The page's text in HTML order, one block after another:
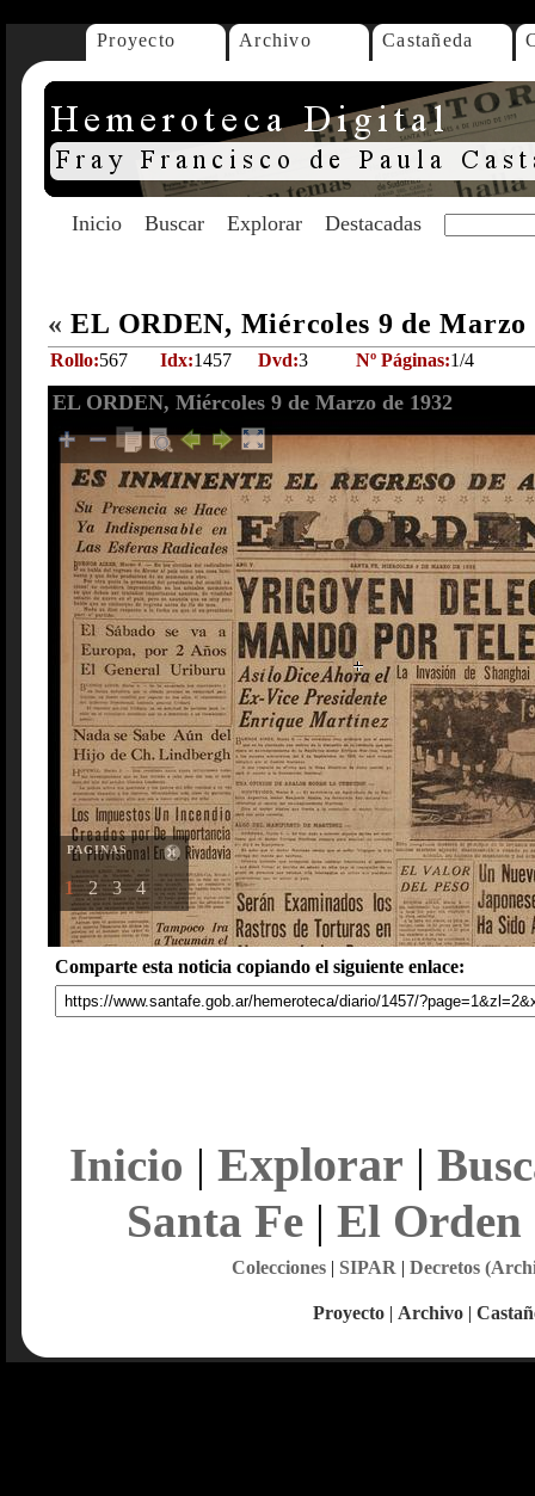
Proyecto Archivo Castañeda
Inicio Buscar Explorar Destacadas
« EL ORDEN, Miércoles 9 de Marzo
Rollo:567 Idx:1457 Dvd:3 Nº Páginas:1/4
EL ORDEN, Miércoles 9 de Marzo de 1932
PAGINAS
1 2 3 4
Comparte esta noticia copiando el siguiente enlace:
Inicio | Explorar |
Santa Fe| El Orden
Colecciones| SIPAR | Decretos
Proyecto | Archivo |